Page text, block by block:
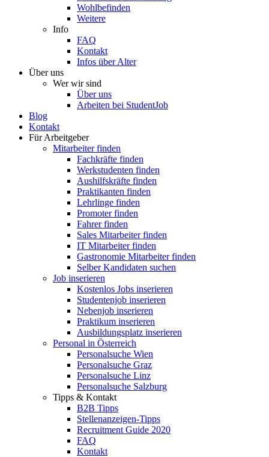
Wohlbefinden
Weitere
Info
FAQ
Kontakt
Infos über Alter
Über uns
Wer wir sind
Über uns
Arbeiten bei StudentJob
Blog
Kontakt
Für Arbeitgeber
Mitarbeiter finden
Fachkräfte finden
Werkstudenten finden
Aushilfskräfte finden
Praktikanten finden
Lehrlinge finden
Promoter finden
Fahrer finden
Sales Mitarbeiter finden
IT Mitarbeiter finden
Gastronomie Mitarbeiter finden
Selber Kandidaten suchen
Job inserieren
Kostenlos Jobs inserieren
Studentenjob inserieren
Nebenjob inserieren
Praktikum inserieren
Ausbildungsplatz inserieren
Personal in Österreich
Personalsuche Wien
Personalsuche Graz
Personalsuche Linz
Personalsuche Salzburg
Tipps & Kontakt
B2B Tipps
Stellenanzeigen-Tipps
Recruitment Guide 2020
FAQ
Kontakt